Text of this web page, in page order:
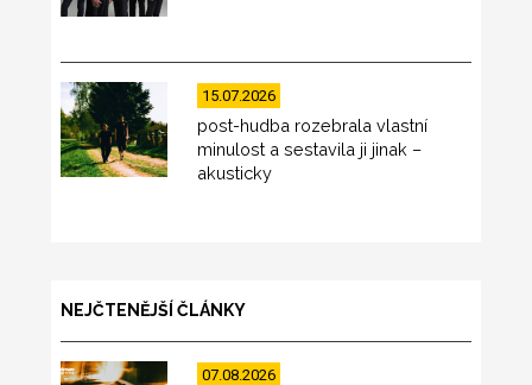
15.07.2026
post-hudba rozebrala vlastní
minulost a sestavila ji jinak –
akusticky
NEJČTENĚJŠÍ ČLÁNKY
07.08.2026